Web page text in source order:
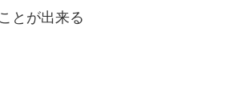
とが出来る